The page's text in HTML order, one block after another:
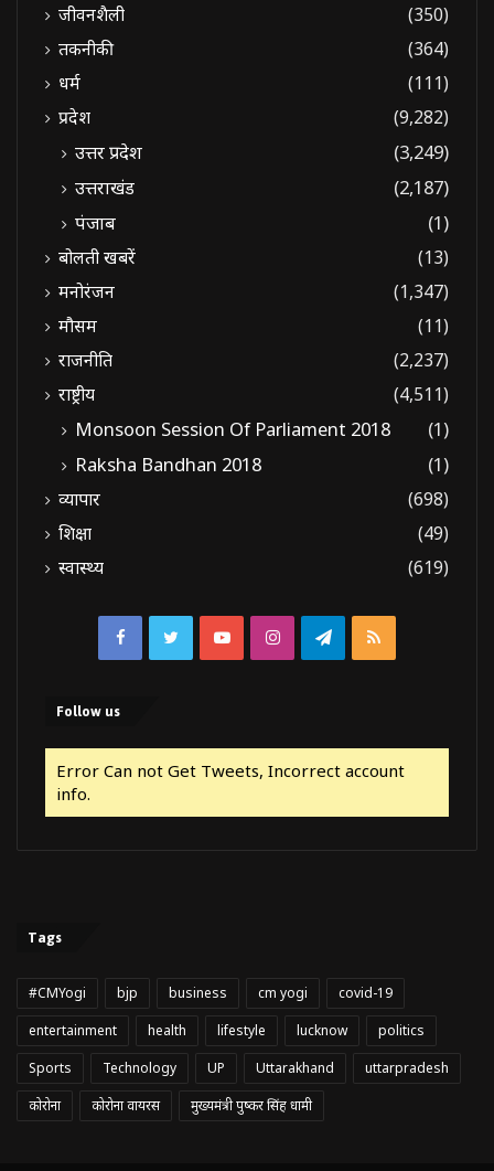
जीवनशैली
(350)
तकनीकी
(364)
धर्म
(111)
प्रदेश
(9,282)
उत्तर प्रदेश
(3,249)
उत्तराखंड
(2,187)
पंजाब
(1)
बोलती खबरें
(13)
मनोरंजन
(1,347)
मौसम
(11)
राजनीति
(2,237)
राष्ट्रीय
(4,511)
Monsoon Session Of Parliament 2018
(1)
Raksha Bandhan 2018
(1)
व्यापार
(698)
शिक्षा
(49)
स्वास्थ्य
(619)
FacebookTwitterYouTubeInstagramTelegram
RSS
Follow us
Error Can not Get Tweets, Incorrect account
info.
Tags
#CMYogi bjp business cm yogi
covid-19
entertainment
health lifestyle lucknow
politics
Sports
Technology UP Uttarakhand
uttarpradesh
कोरोना
कोरोना वायरस मुख्यमंत्री पुष्कर सिंह धामी